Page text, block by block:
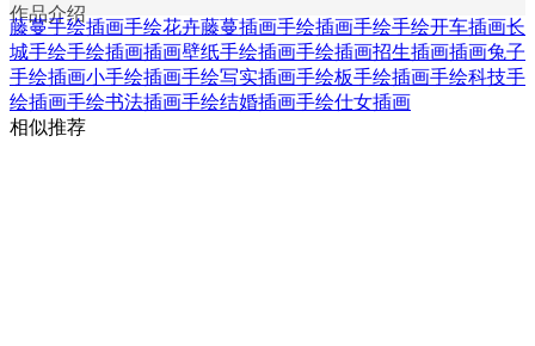
作品介绍
藤蔓手绘插画手绘花卉藤蔓插画手绘插画手绘手绘开车插画长
城手绘手绘插画插画壁纸手绘插画手绘插画招生插画插画兔子
手绘插画小手绘插画手绘写实插画手绘板手绘插画手绘科技手
绘插画手绘书法插画手绘结婚插画手绘仕女插画
相似推荐